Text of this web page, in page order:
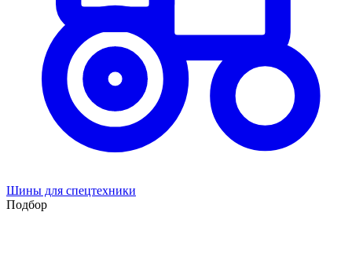
Шины для спецтехники
Подбор